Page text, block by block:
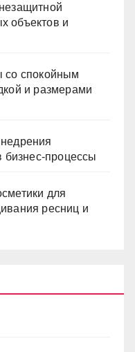
объектов и
со спокойным
и размерами
бизнес-процессы
для
ресниц и